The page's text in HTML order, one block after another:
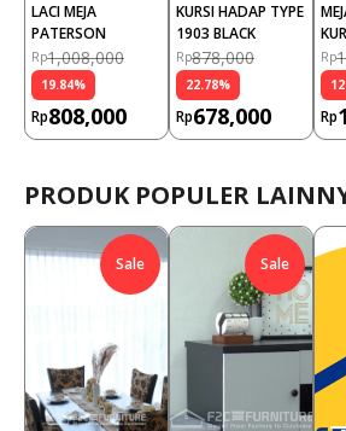
LACI MEJA
PATERSON
Rp1,008,000
19.84%
Rp808,000
KURSI HADAP TYPE
1903 BLACK
Rp878,000
22.78%
Rp678,000
Rp
Rp
PRODUK POPULER
Sale Sale